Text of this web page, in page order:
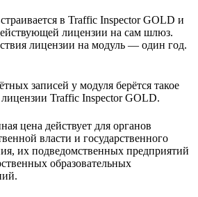
в Traffic Inspector GOLD и
лицензии на сам шлюз.
лицензии на модуль — один год.
записей у модуля берётся такое
Traffic Inspector GOLD.
цена действует для органов
власти и государственного
их подведомственных предприятий
образовательных